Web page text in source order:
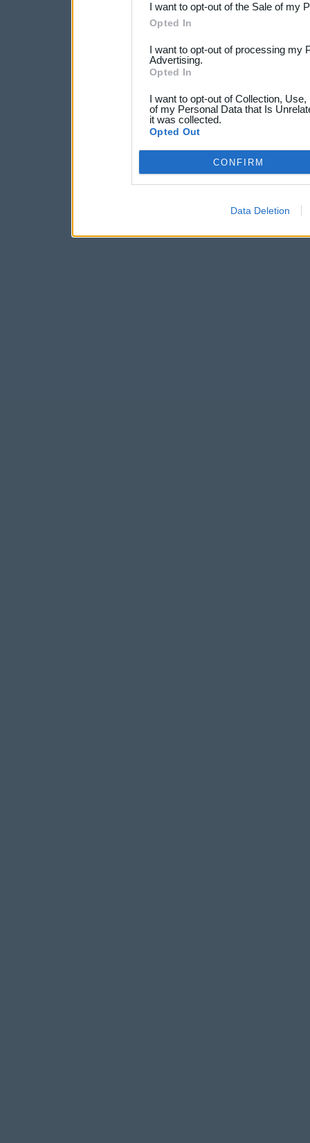
I want to opt-out of the Sale of my
Opted In
I want to opt-out of processing my
Advertising.
Opted In
I want to opt-out of Collection,
of my Personal Data that Is
it was collected.
Opted Out
CONFIRM
Data Deletion